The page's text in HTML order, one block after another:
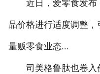
近日，爱零食发布
品价格进行适度调整
量贩零食业态...
司美格鲁肽也卷入